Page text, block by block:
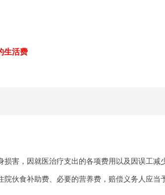
生活费
损害，因就医治疗支出的各项费用以及因误工
院伙食补助费、必要的营养费，赔偿义务人应当